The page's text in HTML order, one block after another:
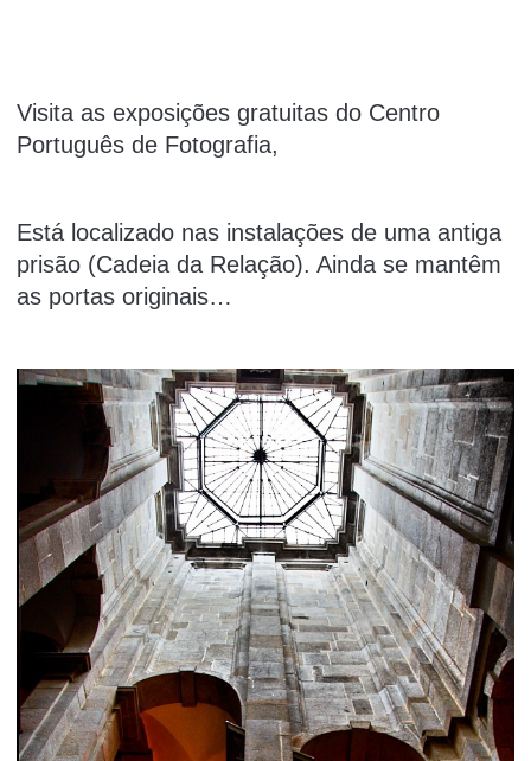
Visita as exposições gratuitas do Centro
Português de Fotografia,
Está localizado nas instalações de uma antiga
prisão (Cadeia da Relação). Ainda se mantêm
as portas originais…